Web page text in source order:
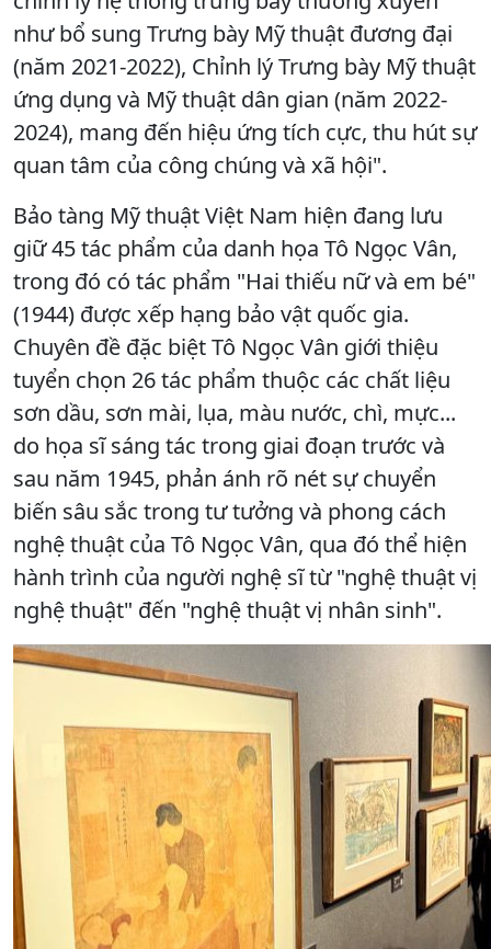
như bổ sung Trưng bày Mỹ thuật đương đại
(năm 2021-2022), Chỉnh lý Trưng bày Mỹ thuật
ứng dụng và Mỹ thuật dân gian (năm 2022-
2024), mang đến hiệu ứng tích cực, thu hút sự
quan tâm của công chúng và xã hội".
Bảo tàng Mỹ thuật Việt Nam hiện đang lưu
giữ 45 tác phẩm của danh họa Tô Ngọc Vân,
trong đó có tác phẩm "Hai thiếu nữ và em bé"
(1944) được xếp hạng bảo vật quốc gia.
Chuyên đề đặc biệt Tô Ngọc Vân giới thiệu
tuyển chọn 26 tác phẩm thuộc các chất liệu
sơn dầu, sơn mài, lụa, màu nước, chì, mực...
do họa sĩ sáng tác trong giai đoạn trước và
sau năm 1945, phản ánh rõ nét sự chuyển
biến sâu sắc trong tư tưởng và phong cách
nghệ thuật của Tô Ngọc Vân, qua đó thể hiện
hành trình của người nghệ sĩ từ "nghệ thuật vị
nghệ thuật" đến "nghệ thuật vị nhân sinh".